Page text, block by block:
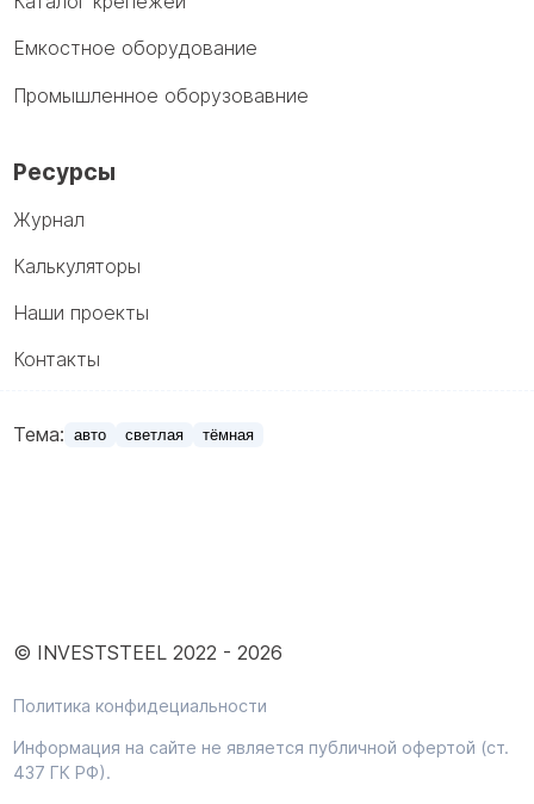
Емкостное оборудование
Промышленное оборузовавние
Ресурсы
Журнал
Калькуляторы
Наши проекты
Контакты
Тема: авто светлая тёмная
© INVESTSTEEL 2022 -2026
Политика конфидециальности
Информация на сайте не является публичной офертой (ст.
437 ГК РФ).